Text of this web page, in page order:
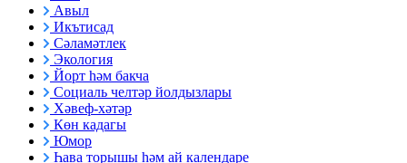
Авыл
Икътисад
Сәламәтлек
Экология
Йорт һәм бакча
Социаль челтәр йолдызлары
Хәвеф-хәтәр
Көн кадагы
Юмор
Һава торышы һәм ай календаре